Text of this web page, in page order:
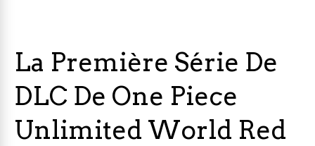
La Première Série De
DLC De One Piece
Unlimited World Red